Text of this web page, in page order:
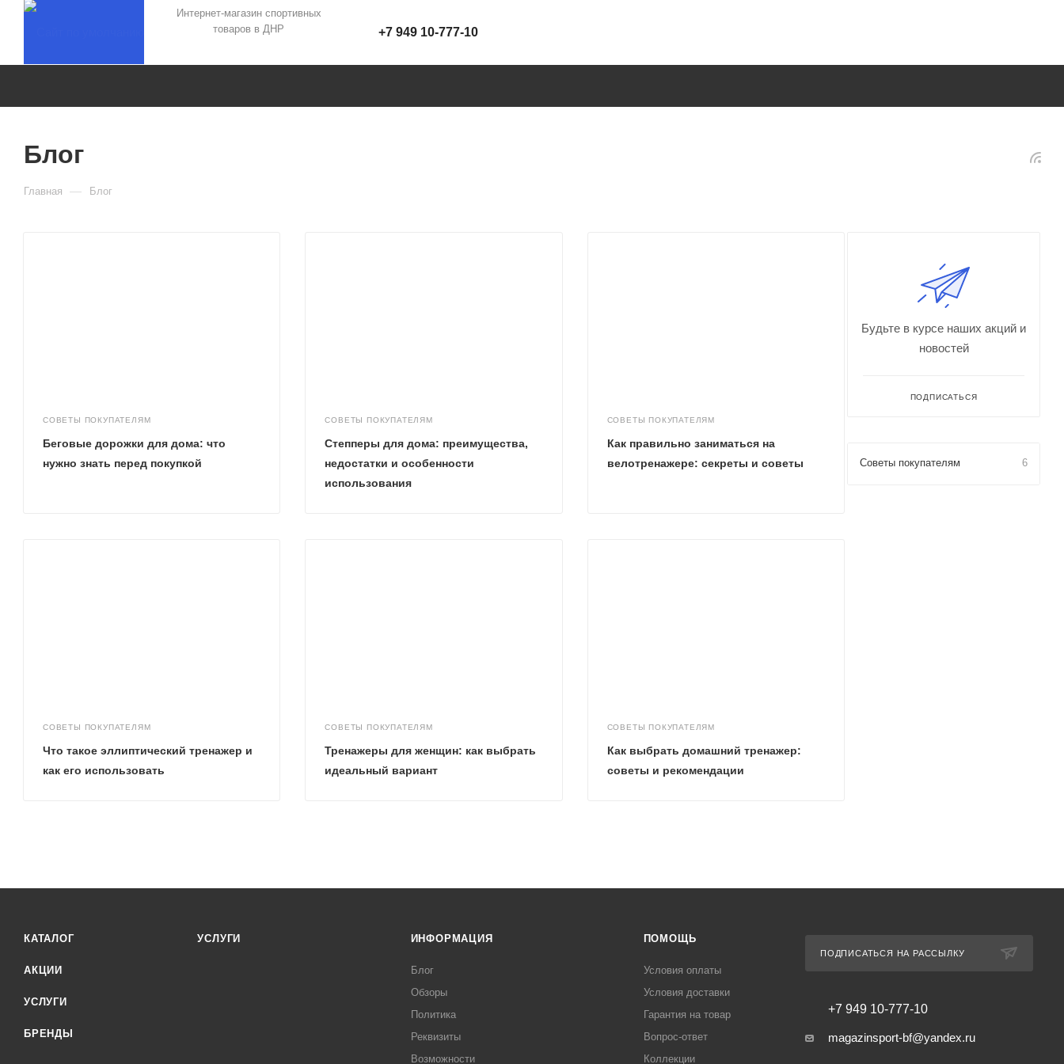
Интернет-магазин спортивных
товаров в ДНР
+7 949 10-777-10
Блог
Главная — Блог
СОВЕТЫ ПОКУПАТЕЛЯМ
Беговые дорожки для дома: что
нужно знать перед покупкой
СОВЕТЫ ПОКУПАТЕЛЯМ
Степперы для дома: преимущества,
недостатки и особенности
использования
СОВЕТЫ ПОКУПАТЕЛЯМ
Как правильно заниматься на
велотренажере: секреты и советы
СОВЕТЫ ПОКУПАТЕЛЯМ
Что такое эллиптический тренажер и
как его использовать
СОВЕТЫ ПОКУПАТЕЛЯМ
Тренажеры для женщин: как выбрать
идеальный вариант
СОВЕТЫ ПОКУПАТЕЛЯМ
Как выбрать домашний тренажер:
советы и рекомендации
Будьте в курсе наших акций и
новостей
ПОДПИСАТЬСЯ
Советы покупателям 6
КАТАЛОГ
АКЦИИ
УСЛУГИ
БРЕНДЫ
УСЛУГИ ИНФОРМАЦИЯ
Блог
Обзоры
Политика
Реквизиты
Возможности
ПОМОЩЬ
Условия оплаты
Условия доставки
Гарантия на товар
Вопрос-ответ
Коллекции
ПОДПИСАТЬСЯ НА РАССЫЛКУ
+7 949 10-777-10
magazinsport-bf@yandex.ru